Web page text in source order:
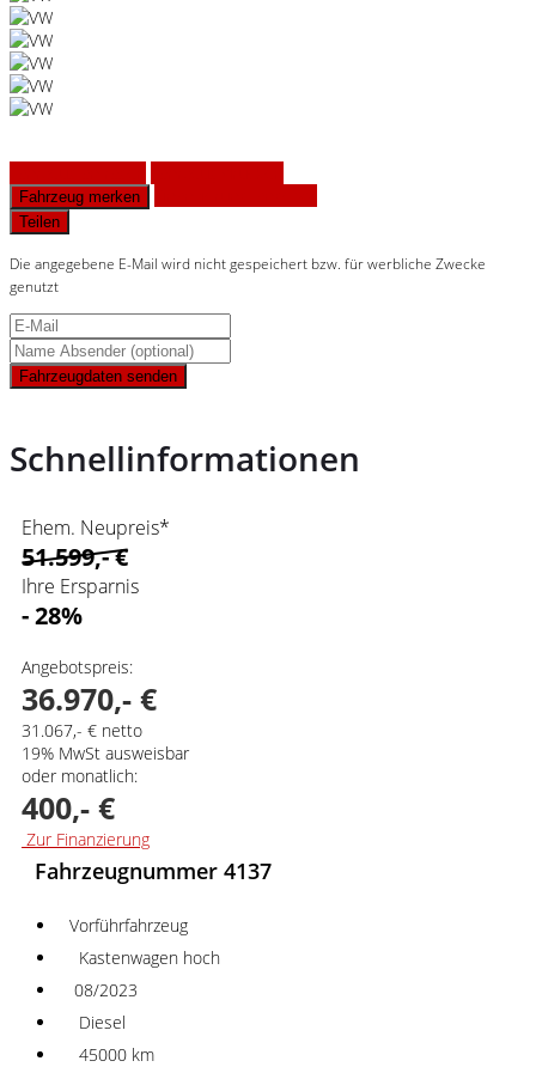
Fahrzeug merken
Teilen
Die angegebene E-Mail wird nicht gespeichert bzw. für werbliche Zwecke
genutzt
Fahrzeugdaten senden
Schnellinformationen
Ehem. Neupreis*
51.599,- €
Ihre Ersparnis
- 28%
Angebotspreis:
36.970,- €
31.067,- € netto
19% MwSt ausweisbar
oder monatlich:
400,- €
Zur Finanzierung
Fahrzeugnummer 4137
Vorführfahrzeug
Kastenwagen hoch
08/2023
Diesel
45000 km